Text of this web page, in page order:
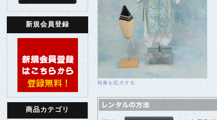
新規会員登録
商品カテゴリ
画像を拡大する